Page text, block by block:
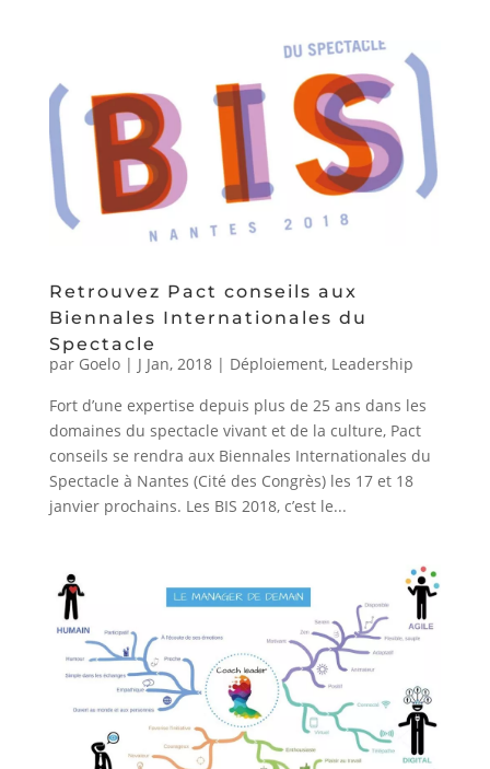
Retrouvez Pact conseils aux
Biennales Internationales du
Spectacle
par Goelo| J Jan, 2018| Déploiement, Leadership
Fort d’une expertise depuis plus de 25 ans dans les
domaines du spectacle vivant et de la culture, Pact
conseils se rendra aux Biennales Internationales du
Spectacle à Nantes (Cité des Congrès) les 17 et 18
janvier prochains. Les BIS 2018, c’est le...